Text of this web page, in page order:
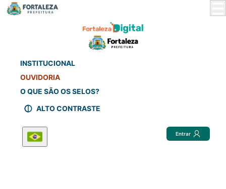
INSTITUCIONAL
OUVIDORIA
O QUE SÃO OS SELOS?
ALTO CONTRASTE
Entrar